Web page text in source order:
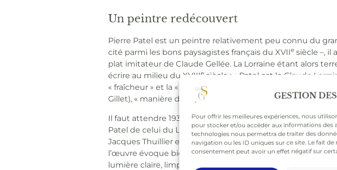
GESTION
Pour offrir les meilleures expériences, nous
pour stocker et/ou accéder aux informations des
technologies nous permettra de traiter des
navigation ou les ID uniques sur ce site. Le fait
consentement peut avoir un effet négatif sur
Un peintre redécouvert
Pierre Patel est un peintre relativement peu connu du
cité parmi les bons paysagistes français du XVIIe siècle –, il
plat imitateur de Claude Gellée. La Lorraine étant alors
écrire au milieu du XVIIIe siècle : « Patel est le Claude
« fraîcheur » et la « fermeté » de sa touche. Le XIX
siècle
Gillet), « manière de Claude, moins l’émotion, moins le
Il faut attendre 1934 pour que Charles Sterling, dans son
Patel de celui du Lorrain, comparant ses paysages à ceux
Jacques Thuillier et Natalie Coural ont achevé de
l’œuvre évoque bien l’art de Claude Lorrain, mais elle se
lumière claire, limpide, qui envahit la scène. Celle-ci est